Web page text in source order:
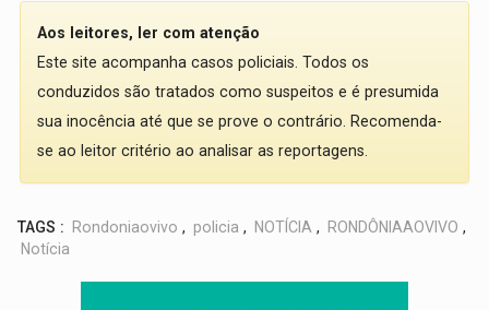
Aos leitores, ler com atenção
Este site acompanha casos policiais. Todos os
conduzidos são tratados como suspeitos e é presumida
sua inocência até que se prove o contrário. Recomenda-
se ao leitor critério ao analisar as reportagens.
TAGS : Rondoniaovivo , policia , NOTÍCIA , RONDÔNIAAOVIVO ,
Notícia